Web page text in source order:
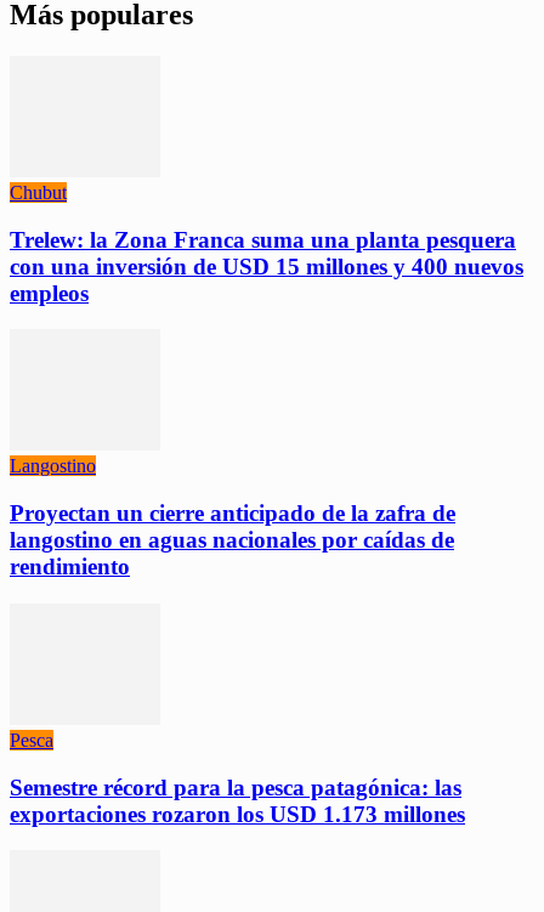
Más populares
Chubut
Trelew: la Zona Franca suma una planta pesquera
con una inversión de USD 15 millones y 400 nuevos
empleos
Langostino
Proyectan un cierre anticipado de la zafra de
langostino en aguas nacionales por caídas de
rendimiento
Pesca
Semestre récord para la pesca patagónica: las
exportaciones rozaron los USD 1.173 millones